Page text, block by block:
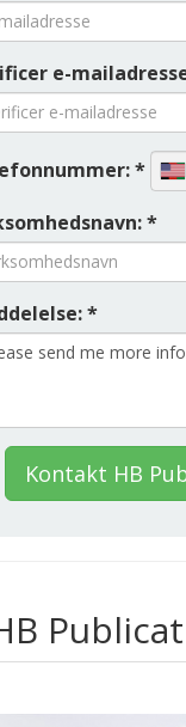
e-
*
*
*
Kontakt HB